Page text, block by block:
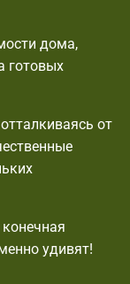
дома,
готовых
от
удивят!